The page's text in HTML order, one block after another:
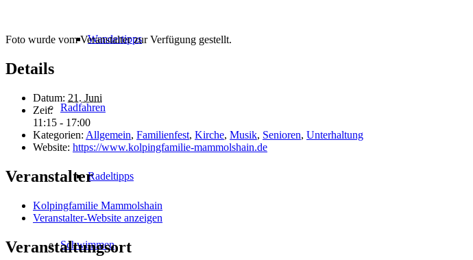
Wandertipps
Radfahren
Radeltipps
Schwimmen
Foto wurde vom Veranstalter zur Verfügung gestellt.
Details
Datum: 21. Juni
Zeit:
11:15 - 17:00
Kategorien: Allgemein, Familienfest, Kirche, Musik, Senioren, Unterhaltung
Website: https://www.kolpingfamilie-mammolshain.de
Veranstalter
Kolpingfamilie Mammolshain
Veranstalter-Website anzeigen
Veranstaltungsort